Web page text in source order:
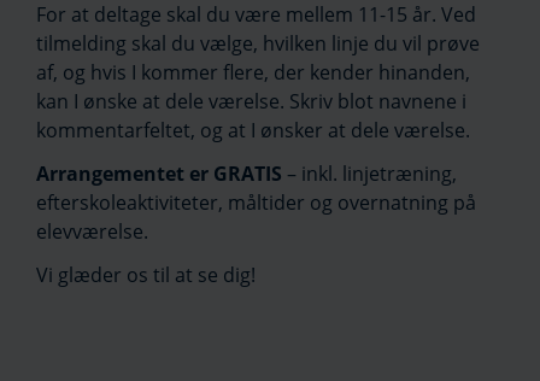
For at deltage skal du være mellem 11-15 år. Ved
tilmelding skal du vælge, hvilken linje du vil prøve
af, og hvis I kommer flere, der kender hinanden,
kan I ønske at dele værelse. Skriv blot navnene i
kommentarfeltet, og at I ønsker at dele værelse.
Arrangementet er GRATIS – inkl. linjetræning,
efterskoleaktiviteter, måltider og overnatning på
elevværelse.
Vi glæder os til at se dig!